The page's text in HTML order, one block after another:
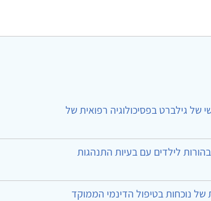
של גילברט בפסיכולוגיה רפואית של
לילדים עם בעיות התנהגות
נוכחות בטיפול הדינמי הממוקד